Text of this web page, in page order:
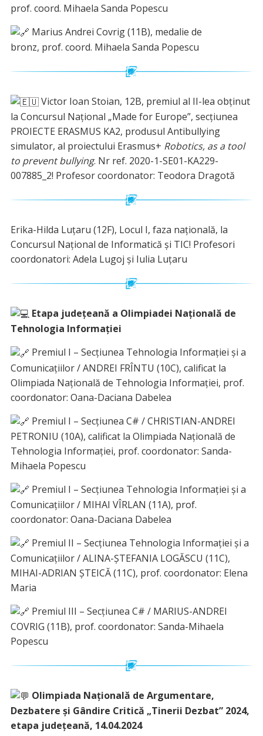
prof. coord. Mihaela Sanda Popescu
Marius Andrei Covrig (11B), medalie de
bronz, prof. coord. Mihaela Sanda Popescu
Victor Ioan Stoian, 12B, premiul al II-lea obținut
la Concursul Național „Made for Europe”, secțiunea
PROIECTE ERASMUS KA2, produsul Antibullying
simulator, al proiectului Erasmus+ Robotics, as a tool
to prevent bullying. Nr ref. 2020-1-SE01-KA229-
007885_2! Profesor coordonator: Teodora Dragotă
Erika-Hilda Luțaru (12F), Locul I, faza națională, la
Concursul Național de Informatică și TIC! Profesori
coordonatori: Adela Lugoj și Iulia Luțaru
Etapa județeană a Olimpiadei Națională de
Tehnologia Informației
Premiul I – Secţiunea Tehnologia Informaţiei şi a
Comunicaţiilor / ANDREI FRÎNTU (10C), calificat la
Olimpiada Națională de Tehnologia Informației, prof.
coordonator: Oana-Daciana Dabelea
Premiul I – Secţiunea C# / CHRISTIAN-ANDREI
PETRONIU (10A), calificat la Olimpiada Națională de
Tehnologia Informației, prof. coordonator: Sanda-
Mihaela Popescu
Premiul I – Secţiunea Tehnologia Informaţiei şi a
Comunicaţiilor / MIHAI VÎRLAN (11A), prof.
coordonator: Oana-Daciana Dabelea
Premiul II – Secţiunea Tehnologia Informaţiei şi a
Comunicaţiilor / ALINA-ȘTEFANIA LOGĂSCU (11C),
MIHAI-ADRIAN ȘTEICĂ (11C), prof. coordonator: Elena
Maria
Premiul III – Secţiunea C# / MARIUS-ANDREI
COVRIG (11B), prof. coordonator: Sanda-Mihaela
Popescu
Olimpiada Națională de Argumentare,
Dezbatere și Gândire Critică „Tinerii Dezbat” 2024,
etapa județeană, 14.04.2024